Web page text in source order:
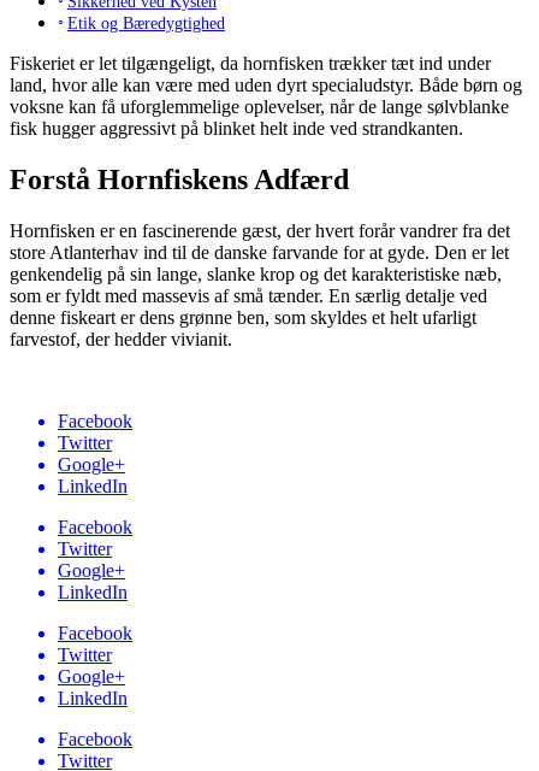
Etik og Bæredygtighed
Fiskeriet er let tilgængeligt, da hornfisken trækker tæt ind under
land, hvor alle kan være med uden dyrt specialudstyr. Både børn og
voksne kan få uforglemmelige oplevelser, når de lange sølvblanke
fisk hugger aggressivt på blinket helt inde ved strandkanten.
Forstå Hornfiskens Adfærd
Hornfisken er en fascinerende gæst, der hvert forår vandrer fra det
store Atlanterhav ind til de danske farvande for at gyde. Den er let
genkendelig på sin lange, slanke krop og det karakteristiske næb,
som er fyldt med massevis af små tænder. En særlig detalje ved
denne fiskeart er dens grønne ben, som skyldes et helt ufarligt
farvestof, der hedder vivianit.
Facebook
Twitter
Google+
LinkedIn
Facebook
Twitter
Google+
LinkedIn
Facebook
Twitter
Google+
LinkedIn
Facebook
Twitter